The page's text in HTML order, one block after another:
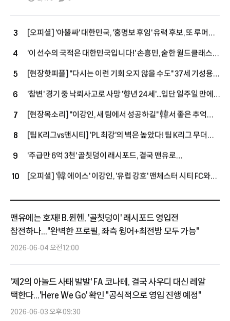
3
[오피셜] '아뿔싸' 대한민국, '홍명보 후임' 유력 후보, 또 루머에
4
'이 선수의 국적은 대한민국입니다!' 손흥민, 숱한 월드클래스
5
[현장핫피플] "다시는 이런 기회 오지 않을 수도" 37세 기성용,
6
'참변' 경기 중 낙뢰사고로 사망 '향년 24세'...입단 일주일 만에
7
[현장목소리] "이강인, 새 팀에서 성공하길" 韓서 좋은 추억
8
[팀 K리그vs맨시티] 'PL 최강'의 벽은 높았다! 팀 K리그 무더위
9
'주급만 6억 3천' 골칫덩이 래시포드, 결국 맨유로
돌아온다…'옛 동료→현 감독' 캐릭, 마지막 기회 줄까
10
[오피셜] '韓 에이스' 이강인, '유럽 강호' 맨체스터 시티 FC와
맨유에는 호재! B.뮌헨, '골칫덩이' 래시포드 영입전
참전하나..."완벽한 프로필, 좌측 윙어+최전방 모두 가능"
2026-06-04 오전 12:00
'제2의 아놀드 사태 발발' FA 코나테, 결국 사우디 대신 레알
택한다...'Here We Go' 확인 "공식적으로 영입 진행 예정"
2026-06-03 오후 09:30